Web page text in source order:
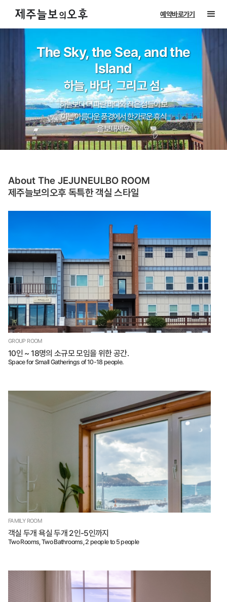
예약바로가기
The Sky, the Sea, and the
Island
하늘, 바다, 그리고 섬.
하늘보다 더 파란 바다와 작은 섬들이 보
이는 아름다운 풍경에서 한가로운 휴식
을 보내세요.
About The JEJUNEULBO ROOM
제주늘보의오후 독특한 객실 스타일
GROUP ROOM
10인 ~ 18명의 소규모 모임을 위한 공간.
Space for Small Gatherings of 10-18 people.
FAMILY ROOM
객실 두개 욕실 두개 2인-5인까지
Two Rooms, Two Bathrooms, 2 people to 5 people